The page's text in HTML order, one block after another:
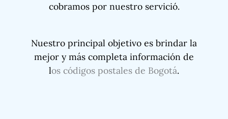
cobramos por nuestro servició.
Nuestro principal objetivo es brindar la
mejor y más completa información de
los códigos postales de Bogotá.